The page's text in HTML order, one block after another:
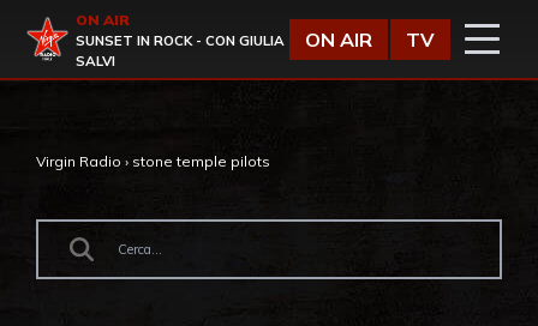
Virgin Radio
ON AIR
SUNSET IN ROCK - CON GIULIA
SALVI
ON AIR TV
Virgin Radio › stone temple pilots